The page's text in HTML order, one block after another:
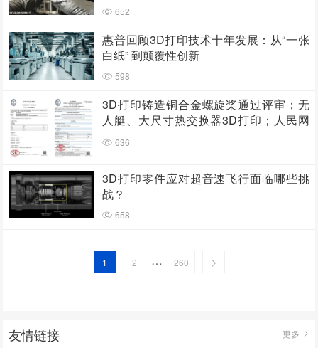
652
惠普回顾3D打印技术十年发展：从“一张
白纸” 到颠覆性创新
598
3D打印铸造铜合金螺旋桨通过评审；无
人艇、大尺寸热交换器3D打印；人民网
报道两家3D打印企业
636
3D打印零件应对超音速飞行面临哪些挑
战？
658
1 2 … 260
友情链接 更多